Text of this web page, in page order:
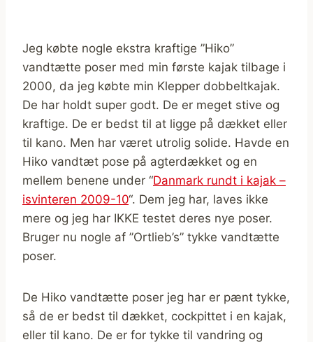
Jeg købte nogle ekstra kraftige ”Hiko”
vandtætte poser med min første kajak tilbage i
2000, da jeg købte min Klepper dobbeltkajak.
De har holdt super godt. De er meget stive og
kraftige. De er bedst til at ligge på dækket eller
til kano. Men har været utrolig solide. Havde en
Hiko vandtæt pose på agterdækket og en
mellem benene under “Danmark rundt i kajak –
isvinteren 2009-10“. Dem jeg har, laves ikke
mere og jeg har IKKE testet deres nye poser.
Bruger nu nogle af ”Ortlieb’s” tykke vandtætte
poser.
De Hiko vandtætte poser jeg har er pænt tykke,
så de er bedst til dækket, cockpittet i en kajak,
eller til kano. De er for tykke til vandring og